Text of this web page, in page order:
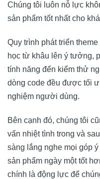
Chúng tôi luôn nỗ lực
sản phẩm tốt nhất cho
Quy trình phát triển
học từ khâu lên ý tưởng,
tính năng đến kiểm thử
dòng code đều được tối
nghiệm người dùng.
Bên cạnh đó, chúng tôi
vấn nhiệt tình trong và
sàng lắng nghe mọi góp
sản phẩm ngày một tốt
chính là động lực để